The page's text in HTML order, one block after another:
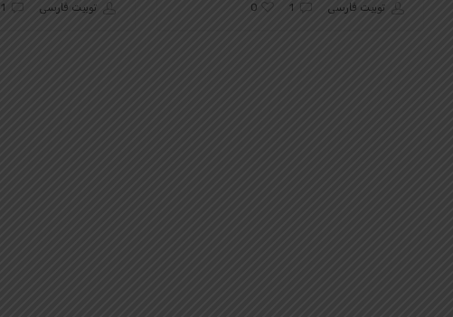
توبیت فارسی 0 توبیت فارسی